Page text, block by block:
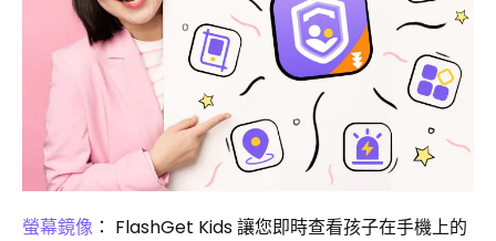
螢幕鏡像 ： FlashGet Kids 讓您即時查看孩子在手機上的